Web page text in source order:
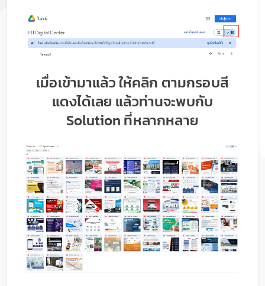
เมื่อเข้ามาแล้ว ให้คลิก ตามกรอบสี
แดงได้เลย แล้วท่านจะพบกับ
Solution ที่หลากหลาย